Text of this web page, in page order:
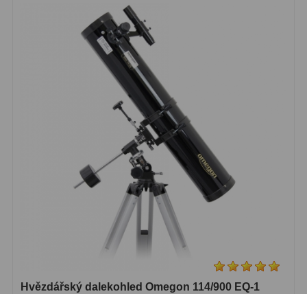
Hvězdářský dalekohled Omegon 114/900 EQ-1